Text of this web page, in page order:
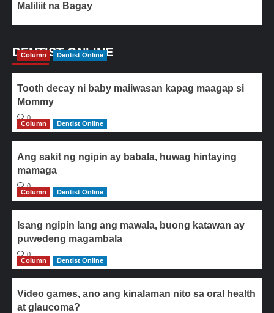
Maliliit na Bagay
DENTIST ONLINE
Column Dentist Online
Tooth decay ni baby maiiwasan kapag maagap si
Mommy
0
Column
Dentist Online
Ang sakit ng ngipin ay babala, huwag hintaying
mamaga
0
Column
Dentist Online
Isang ngipin lang ang mawala, buong katawan ay
puwedeng magambala
0
Column
Dentist Online
Video games, ano ang kinalaman nito sa oral health
at glaucoma?